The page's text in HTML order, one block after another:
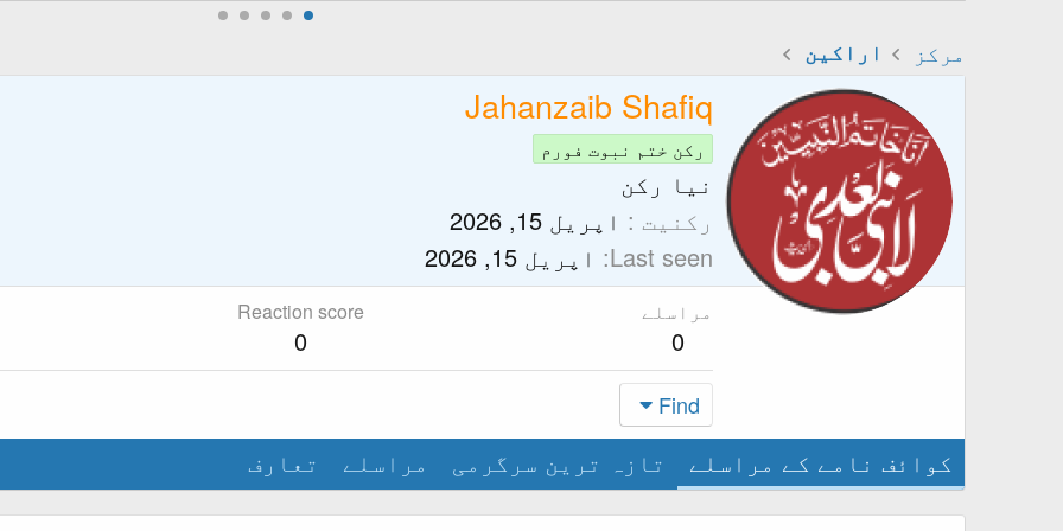
مرکز اراکین
Jahanzaib Shafiq
رکن ختم نبوت فورم
نیا رکن
رکنیت
اپریل 15, 2026
Last seen
اپریل 15, 2026
مراسلے
0
Reaction score
0
Find
کوائف نامے کے مراسلے تازہ ترین سرگرمی مراسلے تعارف